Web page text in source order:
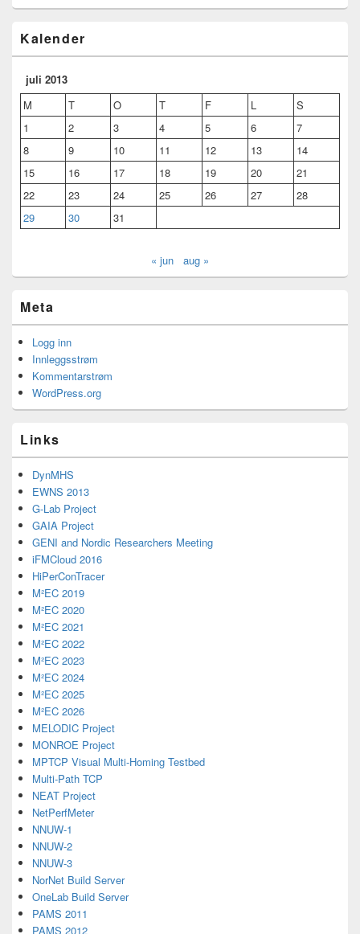
Kalender
juli 2013
M
T O T F L
S
1
2 3 4 5 6
7
8
9 10 11 12 13
14
15
16 17 18 19 20
21
22
23 24 25 26 27
28
29
30 31
« jun aug »
Meta
Logg inn
Innleggsstrøm
Kommentarstrøm
WordPress.org
Links
DynMHS
EWNS 2013
G-Lab Project
GAIA Project
GENI and Nordic Researchers Meeting
iFMCloud 2016
HiPerConTracer
M²EC 2019
M²EC 2020
M²EC 2021
M²EC 2022
M²EC 2023
M²EC 2024
M²EC 2025
M²EC 2026
MELODIC Project
MONROE Project
MPTCP Visual Multi-Homing Testbed
Multi-Path TCP
NEAT Project
NetPerfMeter
NNUW-1
NNUW-2
NNUW-3
NorNet Build Server
OneLab Build Server
PAMS 2011
PAMS 2012